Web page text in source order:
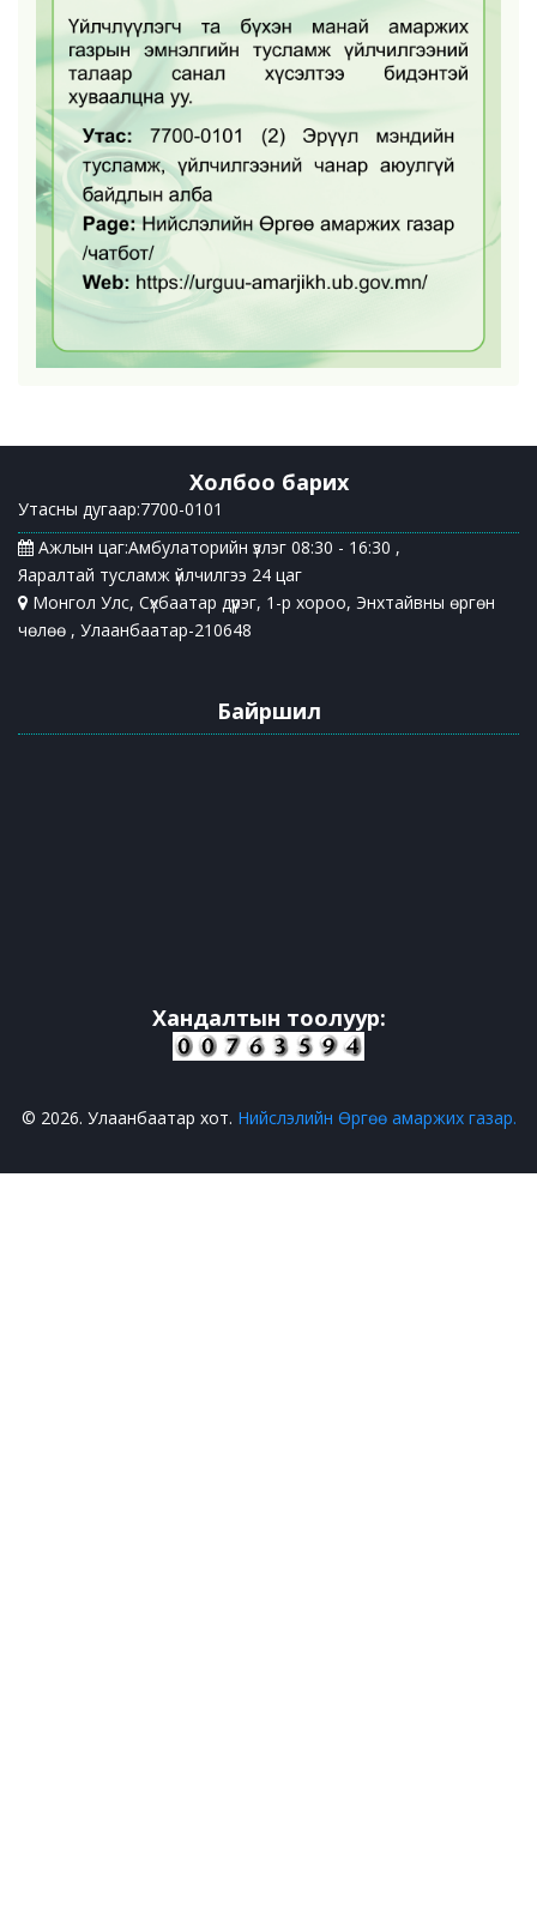
Холбоо барих
Утасны дугаар:7700-0101
Ажлын цаг:Амбулаторийн үзлэг 08:30 - 16:30 ,
Яаралтай тусламж үйлчилгээ 24 цаг
Монгол Улс, Сүхбаатар дүүрэг, 1-р хороо, Энхтайвны өргөн
чөлөө , Улаанбаатар-210648
Байршил
Хандалтын тоолуур:
© 2026. Улаанбаатар хот. Нийслэлийн Өргөө амаржих газар.